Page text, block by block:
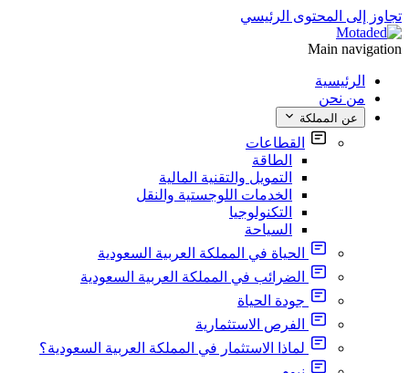
تجاوز إلى المحتوى الرئيسي
Main navigation
الرئيسية
من نحن
عن المملكة
القطاعات
الطاقة
التمويل والتقنية المالية
الخدمات اللوجستية والنقل
التكنولوجيا
السياحة
الحياة في المملكة العربية السعودية
الضرائب في المملكة العربية السعودية
جودة الحياة
الفرص الاستثمارية
لماذا الاستثمار في المملكة العربية السعودية؟